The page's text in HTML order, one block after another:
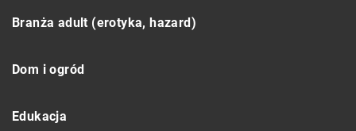
Branża adult (erotyka, hazard)
Dom i ogród
Edukacja